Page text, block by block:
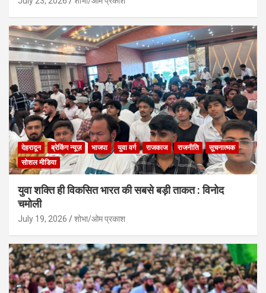
देहरादून ब्रेकिंग न्यूज़ भाजपा युवा वर्ग राजकाज राजनीति
सूचनात्मक
सोशल मीडिया
युवा शक्ति ही विकसित भारत की सबसे बड़ी ताकत : विनोद
चमोली
July 19, 2026 शोभा/ओम प्रकाश